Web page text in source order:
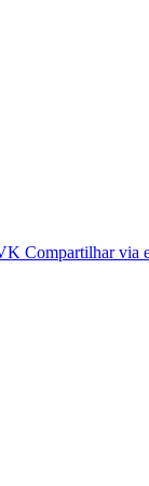
Compartilhar via